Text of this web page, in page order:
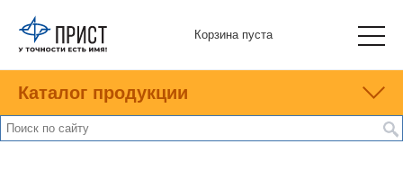
Корзина пуста
Каталог продукции